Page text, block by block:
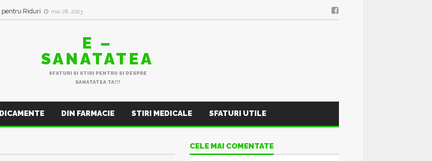
pentru Riduri mai 28, 2023
E –
SANATATEA
SFATURI SI STIRI PENTRU SI DESPRE
SANATATEA TA!!!
DIN FARMACIE STIRI MEDICALE SFATURI UTILE
CELE MAI COMENTATE